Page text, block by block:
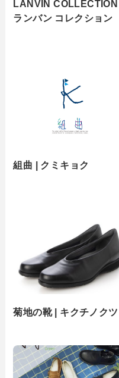
LANVIN COLLECTION |
ランバン コレクション
組曲 | クミキョク
菊地の靴 | キクチノクツ